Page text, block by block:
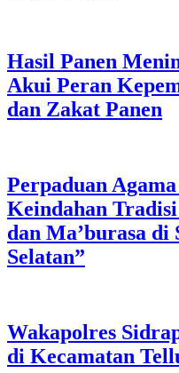
Hasil Panen
Akui Peran
dan Zakat Panen
Perpaduan
Keindahan
dan Ma’burasa di
Selatan”
Wakapolres
di Kecamatan